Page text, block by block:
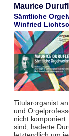
Maurice
Sämtliche
Winfried
Titularorganist
und
nicht
sind, haderte